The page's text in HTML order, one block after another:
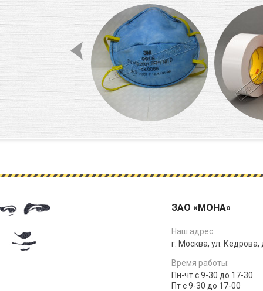
ЗАО «МОНА»
Наш адрес:
г. Москва, ул. Кедрова,
Время работы:
Пн-чт с 9-30 до 17-30
Пт с 9-30 до 17-00